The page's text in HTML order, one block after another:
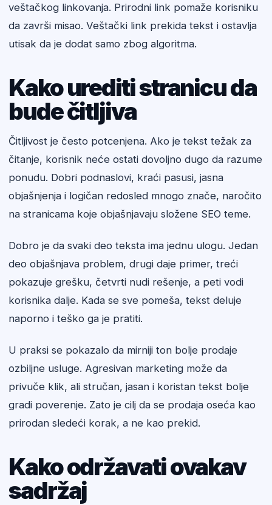
veštačkog linkovanja. Prirodni link pomaže korisniku
da završi misao. Veštački link prekida tekst i ostavlja
utisak da je dodat samo zbog algoritma.
Kako urediti stranicu da
bude čitljiva
Čitljivost je često potcenjena. Ako je tekst težak za
čitanje, korisnik neće ostati dovoljno dugo da razume
ponudu. Dobri podnaslovi, kraći pasusi, jasna
objašnjenja i logičan redosled mnogo znače, naročito
na stranicama koje objašnjavaju složene SEO teme.
Dobro je da svaki deo teksta ima jednu ulogu. Jedan
deo objašnjava problem, drugi daje primer, treći
pokazuje grešku, četvrti nudi rešenje, a peti vodi
korisnika dalje. Kada se sve pomeša, tekst deluje
naporno i teško ga je pratiti.
U praksi se pokazalo da mirniji ton bolje prodaje
ozbiljne usluge. Agresivan marketing može da
privuče klik, ali stručan, jasan i koristan tekst bolje
gradi poverenje. Zato je cilj da se prodaja oseća kao
prirodan sledeći korak, a ne kao prekid.
Kako održavati ovakav
sadržaj